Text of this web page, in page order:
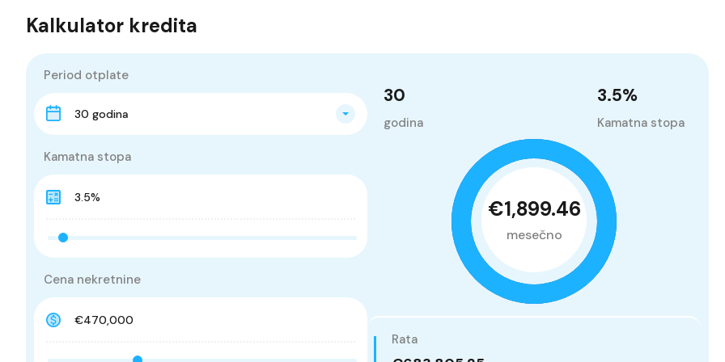
Kalkulator kredita
Period otplate
30 godina
Kamatna stopa
Cena nekretnine
30
godina
3.5%
Kamatna stopa
€1,899.46
mesečno
Rata